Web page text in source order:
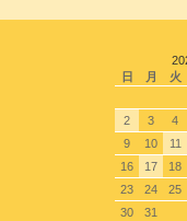
日
月 火
2
3 4
9
10 11
16
17 18
23
24 25
30
31